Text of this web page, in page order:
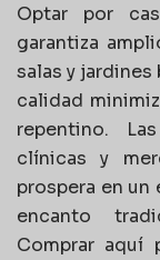
Optar por
garantiza
salas y
calidad
repentino.
clínicas y
prospera en un
encanto
Comprar aquí